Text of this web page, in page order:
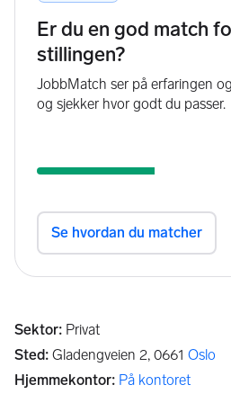
Sektor: Privat
Sted: Gladengveien 2, 0661 Oslo
Hjemmekontor: På kontoret